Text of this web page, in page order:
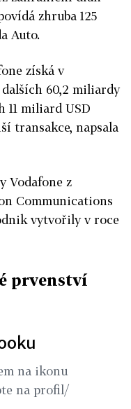
zhruba 125
Auto.
získá v
60,2 miliardy
11 miliard USD
transakce, napsala
Vodafone z
Communications
vytvořily v roce
prvenství
na ikonu
na profil/